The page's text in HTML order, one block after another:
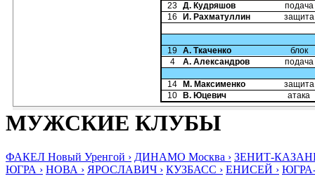
23 Д. Кудряшов
подача
16
И. Рахматуллин защита
19 А. Ткаченко
блок
4
А. Александров подача
14 М. Максименко
защита
10
В. Юцевич атака
МУЖСКИЕ КЛУБЫ
ФАКЕЛ Новый Уренгой › ДИНАМО Москва › ЗЕНИТ-
ЮГРА › НОВА › ЯРОСЛАВИЧ › КУЗБАСС › ЕНИСЕЙ ›